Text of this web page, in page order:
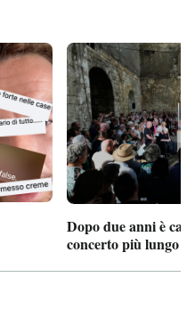
Dopo due anni è
concerto più lungo